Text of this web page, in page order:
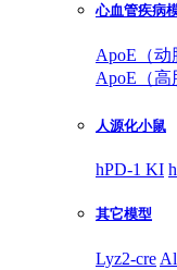
心血管疾病
ApoE（动
ApoE（高
人源化小鼠
hPD-1 KI
其它模型
Lyz2-cre